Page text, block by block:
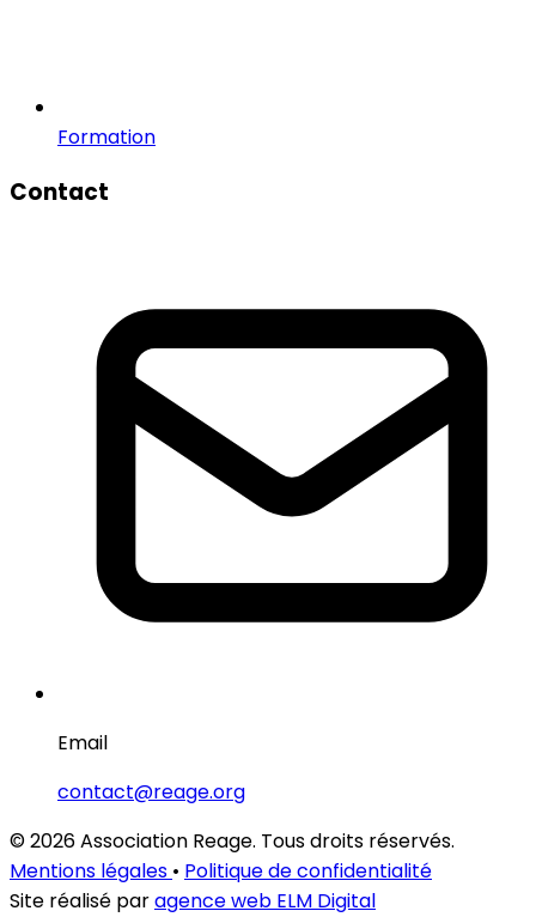
Formation
Contact
Email
contact@reage.org
© 2026 Association Reage. Tous droits réservés.
Mentions légales • Politique de confidentialité
Site réalisé paragence web ELM Digital